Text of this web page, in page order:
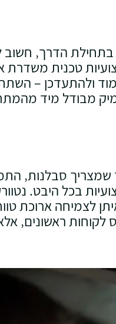
הדרך‚ חשוב
טכנית
ולהתעדכן –
מבודל מיד
סבלנות‚
בכל היבט.
לצמיחה ארוכת
ראשונים‚